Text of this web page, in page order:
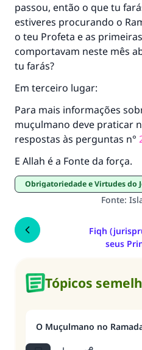
passou, então o que tu
estiveres procurando o
o teu Profeta e as
comportavam neste mês
tu farás?
Em terceiro lugar:
Para mais informações
muçulmano deve praticar
respostas às perguntas n°
E Allah é a Fonte da força.
Obrigatoriedade e Virtudes do
Fonte:
Fiqh
seus
Tópicos
O Muçulmano no